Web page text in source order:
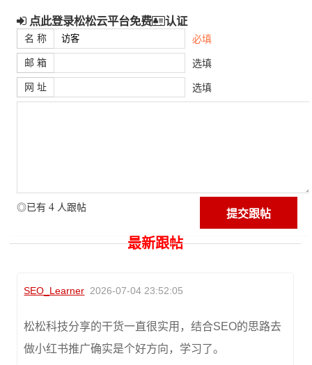
点此登录松松云平台免费 认证
名 称 必填
邮 箱 选填
网 址 选填
◎已有 4 人跟帖
最新跟帖
SEO_Learner 2026-07-04 23:52:05
松松科技分享的干货一直很实用，结合SEO的思路去
做小红书推广确实是个好方向，学习了。